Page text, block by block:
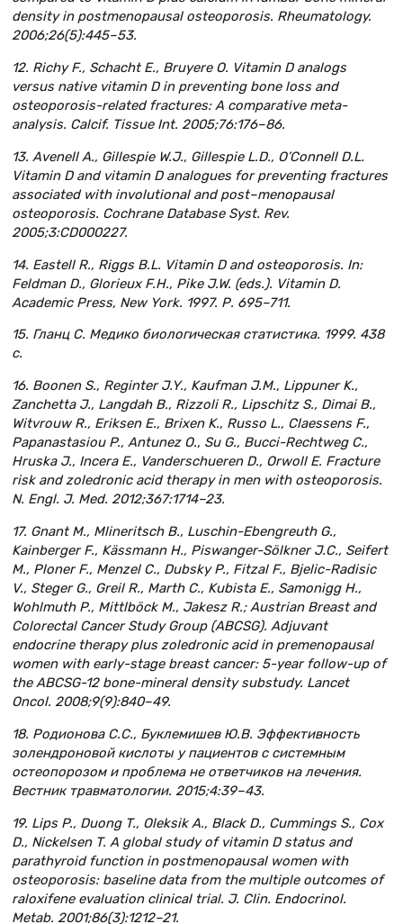
density in postmenopausal osteoporosis. Rheumatology.
2006;26(5):445–53.
12. Richy F., Schacht E., Bruyere O. Vitamin D analogs
versus native vitamin D in preventing bone loss and
osteoporosis-related fractures: A comparative meta-
analysis. Calcif. Tissue Int. 2005;76:176–86.
13. Avenell A., Gillespie W.J., Gillespie L.D., O’Connell D.L.
Vitamin D and vitamin D analogues for preventing fractures
associated with involutional and post–menopausal
osteoporosis. Cochrane Database Syst. Rev.
2005;3:CD000227.
14. Eastell R., Riggs B.L. Vitamin D and osteoporosis. In:
Feldman D., Glorieux F.H., Pike J.W. (eds.). Vitamin D.
Academic Press, New York. 1997. Р. 695–711.
15. Гланц С. Медико биологическая статистика. 1999. 438
с.
16. Boonen S., Reginter J.Y., Kaufman J.M., Lippuner K.,
Zanchetta J., Langdah B., Rizzoli R., Lipschitz S., Dimai B.,
Witvrouw R., Eriksen E., Brixen K., Russo L., Claessens F.,
Papanastasiou P., Antunez O., Su G., Bucci-Rechtweg C.,
Hruska J., Incera E., Vanderschueren D., Orwoll E. Fracture
risk and zoledronic acid therapy in men with osteoporosis.
N. Engl. J. Med. 2012;367:1714–23.
17. Gnant M., Mlineritsch B., Luschin-Ebengreuth G.,
Kainberger F., Kässmann H., Piswanger-Sölkner J.C., Seifert
M., Ploner F., Menzel C., Dubsky P., Fitzal F., Bjelic-Radisic
V., Steger G., Greil R., Marth C., Kubista E., Samonigg H.,
Wohlmuth P., Mittlböck M., Jakesz R.; Austrian Breast and
Colorectal Cancer Study Group (ABCSG). Adjuvant
endocrine therapy plus zoledronic acid in premenopausal
women with early-stage breast cancer: 5-year follow-up of
the ABCSG-12 bone-mineral density substudy. Lancet
Oncol. 2008;9(9):840–49.
18. Родионова С.С., Буклемишев Ю.В. Эффективность
золендроновой кислоты у пациентов с системным
остеопорозом и проблема не ответчиков на лечения.
Вестник травматологии. 2015;4:39–43.
19. Lips P., Duong T., Oleksik A., Black D., Cummings S., Cox
D., Nickelsen T. A global study of vitamin D status and
parathyroid function in postmenopausal women with
osteoporosis: baseline data from the multiple outcomes of
raloxifene evaluation clinical trial. J. Clin. Endocrinol.
Metab. 2001;86(3):1212–21.